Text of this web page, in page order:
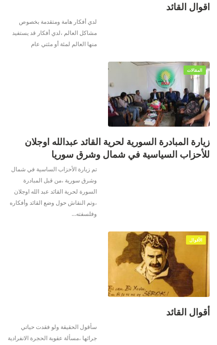
اقوال القائد
لدي أفكار هامة ومتقدمة بخصوص
مشاكل العالم ،لدي أفكار قد يستفيد
منها العالم لمئة أو مئتي عام
المقالات
زيارة المبادرة السورية لحرية القائد عبدالله اوجلان
للأحزاب السياسية في شمال وشرق سوريا
تم زيارة الأحزاب الساسية في شمال
وشرق سورية ،من قبل المبادرة
السورة لحرية القائد عبد الله اوجلان
،وتم النقاش حول وضع القائد وأفكاره
وفلسفته…
الأقوال
أقوال القائد
سأقول الحقيقة ولو فقدت حياتي
جرائها ،مسألة عقوبة الحجرة الانفرادية